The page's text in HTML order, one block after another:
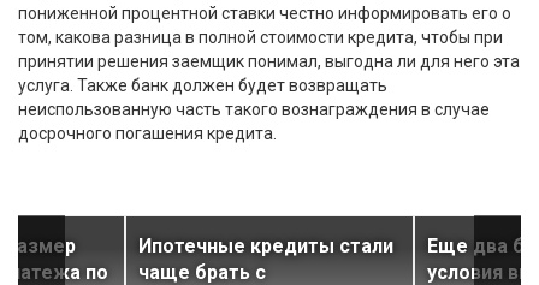
пониженной процентной ставки честно информировать его о
том, какова разница в полной стоимости кредита, чтобы при
принятии решения заемщик понимал, выгодна ли для него эта
услуга. Также банк должен будет возвращать
неиспользованную часть такого вознаграждения в случае
досрочного погашения кредита.
размер
по
Ипотечные кредиты стали
чаще брать с
Еще два
условия